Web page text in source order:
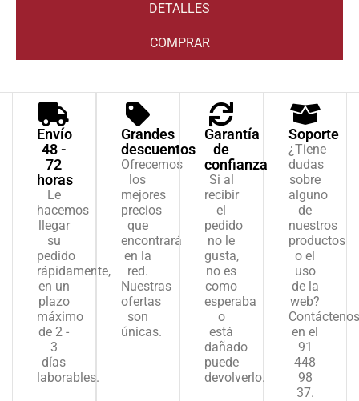
DETALLES
COMPRAR
Envío
48 -
72
horas
Le
hacemos
llegar
su
pedido
rápidamente,
en un
plazo
máximo
de 2 -
3
días
laborables.
Grandes
descuentos
Ofrecemos
los
mejores
precios
que
encontrará
en la
red.
Nuestras
ofertas
son
únicas.
Garantía
de
confianza
Si al
recibir
el
pedido
no le
gusta,
no es
como
esperaba
o
está
dañado
puede
devolverlo.
Soporte
¿Tiene
dudas
sobre
alguno
de
nuestros
productos
o el
uso
de la
web?
Contáctenos
en el
91
448
98
37.